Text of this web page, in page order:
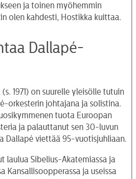
ja toinen myöhemmin
olen kahdesti, Hostikka kuittaa.
Dallapé-
1971) on suurelle yleisölle tutuin
orkesterin johtajana ja solistina.
tuota Euroopan
ja palauttanut sen 30-luvun
Dallapé viettää 95-vuotisjuhliaan.
laulua Sibelius-Akatemiassa ja
Kansallisoopperassa ja useissa